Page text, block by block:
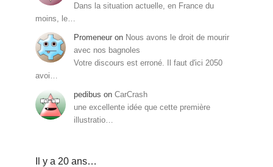
Dans la situation actuelle, en France du
moins, le…
Promeneur on Nous avons le droit de mourir
avec nos bagnoles
Votre discours est erroné. Il faut d'ici 2050
avoi…
pedibus on CarCrash
une excellente idée que cette première
illustratio…
Il y a 20 ans…